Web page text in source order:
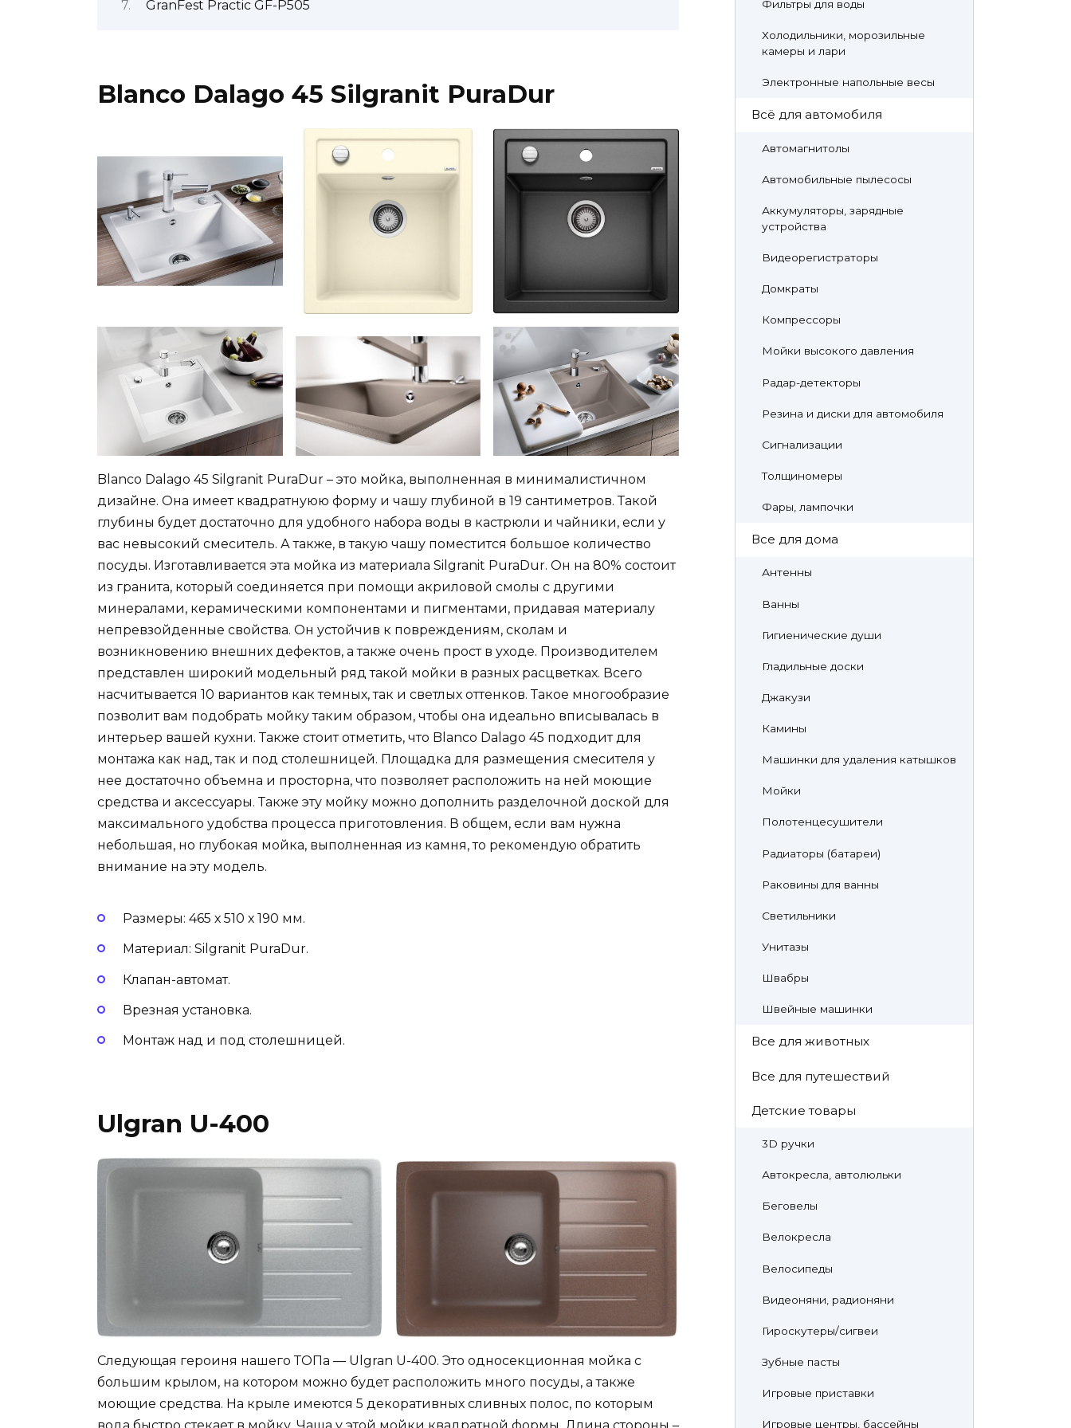
GranFest Practic GF-P505
Blanco Dalago 45 Silgranit PuraDur
Blanco Dalago 45 Silgranit PuraDur – это мойка, выполненная в минималистичном
дизайне. Она имеет квадратнуюю форму и чашу глубиной в 19 сантиметров. Такой
глубины будет достаточно для удобного набора воды в кастрюли и чайники, если у
вас невысокий смеситель. А также, в такую чашу поместится большое количество
посуды. Изготавливается эта мойка из материала Silgranit PuraDur. Он на 80% состоит
из гранита, который соединяется при помощи акриловой смолы с другими
минералами, керамическими компонентами и пигментами, придавая материалу
непревзойденные свойства. Он устойчив к повреждениям, сколам и
возникновению внешних дефектов, а также очень прост в уходе. Производителем
представлен широкий модельный ряд такой мойки в разных расцветках. Всего
насчитывается 10 вариантов как темных, так и светлых оттенков. Такое многообразие
позволит вам подобрать мойку таким образом, чтобы она идеально вписывалась в
интерьер вашей кухни. Также стоит отметить, что Blanco Dalago 45 подходит для
монтажа как над, так и под столешницей. Площадка для размещения смесителя у
нее достаточно объемна и просторна, что позволяет расположить на ней моющие
средства и аксессуары. Также эту мойку можно дополнить разделочной доской для
максимального удобства процесса приготовления. В общем, если вам нужна
небольшая, но глубокая мойка, выполненная из камня, то рекомендую обратить
внимание на эту модель.
Размеры: 465 х 510 х 190 мм.
Материал: Silgranit PuraDur.
Клапан-автомат.
Врезная установка.
Монтаж над и под столешницей.
Ulgran U-400
Следующая героиня нашего ТОПа — Ulgran U-400. Это односекционная мойка с
большим крылом, на котором можно будет расположить много посуды, а также
моющие средства. На крыле имеются 5 декоративных сливных полос, по которым
вода быстро стекает в мойку. Чаша у этой мойки квадратной формы. Длина стороны –
Фильтры для воды
Холодильники, морозильные
камеры и лари
Электронные напольные весы
Всё для автомобиля
Автомагнитолы
Автомобильные пылесосы
Аккумуляторы, зарядные
устройства
Видеорегистраторы
Домкраты
Компрессоры
Мойки высокого давления
Радар-детекторы
Резина и диски для автомобиля
Сигнализации
Толщиномеры
Фары, лампочки
Все для дома
Антенны
Ванны
Гигиенические души
Гладильные доски
Джакузи
Камины
Машинки для удаления катышков
Мойки
Полотенцесушители
Радиаторы (батареи)
Раковины для ванны
Светильники
Унитазы
Швабры
Швейные машинки
Все для животных
Все для путешествий
Детские товары
3D ручки
Автокресла, автолюльки
Беговелы
Велокресла
Велосипеды
Видеоняни, радионяни
Гироскутеры/сигвеи
Зубные пасты
Игровые приставки
Игровые центры, бассейны